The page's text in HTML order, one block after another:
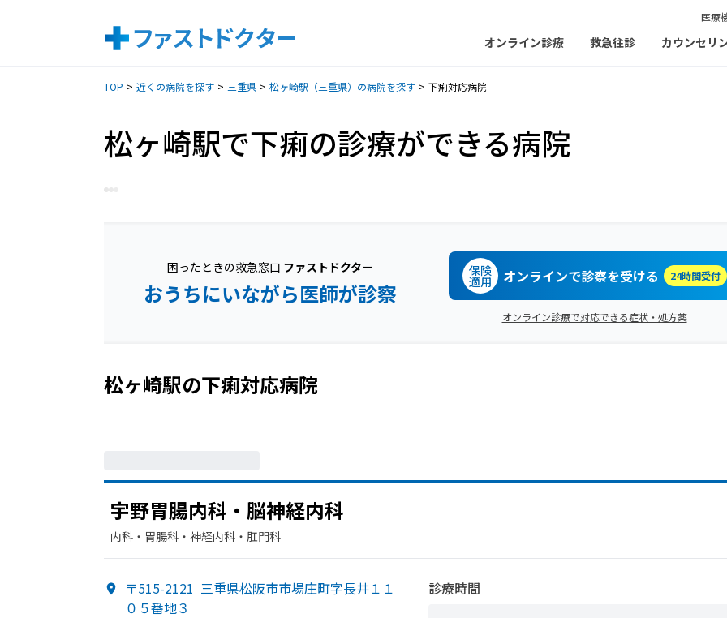
医療
オンライン診療 救急往診 カウンセリ
TOP 近くの病院を探す 三重県 松ヶ崎駅（三重県）の病院を探す 下痢対応病院
松ヶ崎駅で下痢の診療ができる病院
困ったときの救急窓口 ファストドクター
おうちにいながら医師が診察
保険
適用 オンラインで診察を受ける 24時間受付
オンライン診療で対応できる症状・処方薬
松ヶ崎駅の下痢対応病院
宇野胃腸内科・脳神経内科
内科・​胃腸科・​神経内科・​肛門科
〒515-2121 三重県松阪市市場庄町字長井１１
０５番地３
診療時間